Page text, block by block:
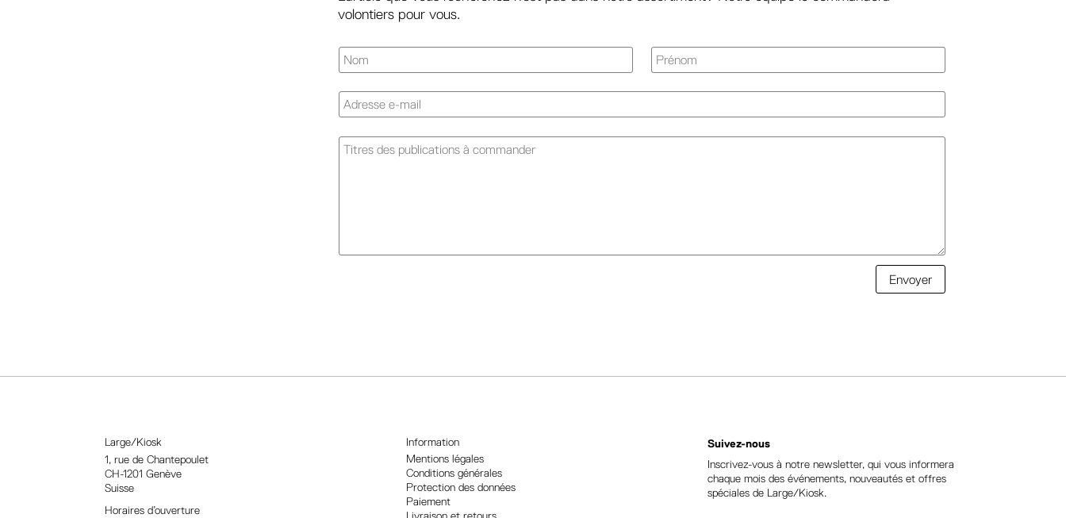
volontiers pour vous.
Envoyer
Large/Kiosk
1, rue de Chantepoulet
CH-1201 Genève
Suisse
Horaires d’ouverture
Information
Mentions légales
Conditions générales
Protection des données
Paiement
Suivez-nous
Inscrivez-vous à notre newsletter, qui vous informera
chaque mois des événements, nouveautés et offres
spéciales de Large/Kiosk.